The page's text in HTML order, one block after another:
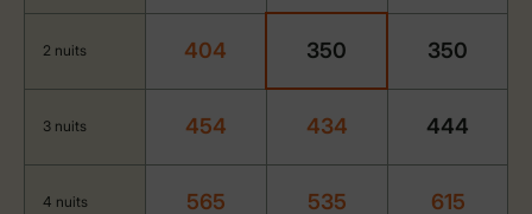
2 nuits 404 350 350
3 nuits 454 434 444
4 nuits 565 535 615